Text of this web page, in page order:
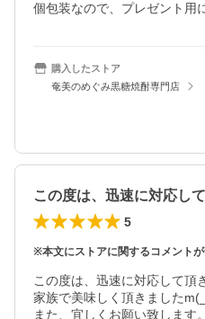
個包装なので、プレゼント用
購入したストア
奄美のめぐみ黒糖焼酎専門店
5
※本文にストアに関するコメントが
この度は、迅速に対応して頂
家族で美味しく頂きました
また、宜しくお願い致します。